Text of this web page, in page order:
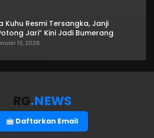
Kuhu Resmi Tersangka, Janji
Jari” Kini Jadi Bumerang
13, 2026
RG.NEWS
Daftarkan Email